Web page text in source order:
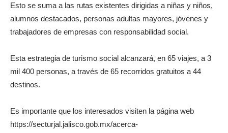
Esto se suma a las rutas existentes dirigidas a niñas y niños,
alumnos destacados, personas adultas mayores, jóvenes y
trabajadores de empresas con responsabilidad social.
Esta estrategia de turismo social alcanzará, en 65 viajes, a 3
mil 400 personas, a través de 65 recorridos gratuitos a 44
destinos.
Es importante que los interesados visiten la página web
https://secturjal.jalisco.gob.mx/acerca-